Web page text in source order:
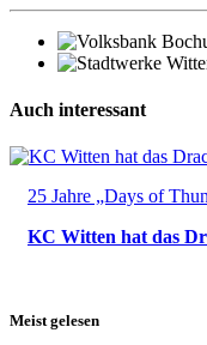
Auch interessant
25 Jahre „Days of
KC Witten hat das
Meist gelesen